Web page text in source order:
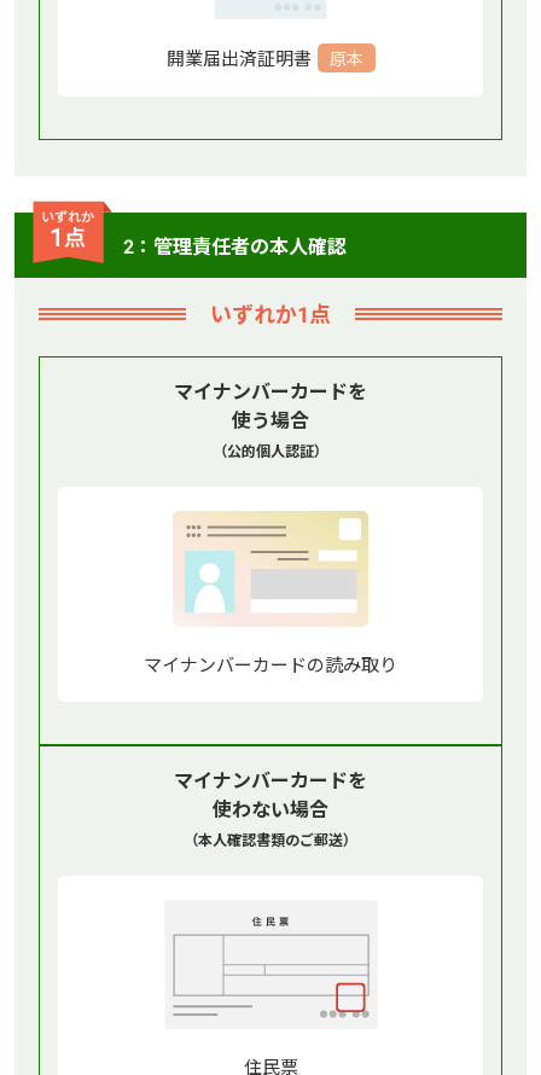
開業届出済証明書 原本
2：管理責任者の本人確認
いずれか1点
マイナンバーカードを
使う場合
（公的個人認証）
マイナンバーカードの読み取り
マイナンバーカードを
使わない場合
（本人確認書類のご郵送）
住民票